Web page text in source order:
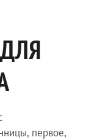
первое,